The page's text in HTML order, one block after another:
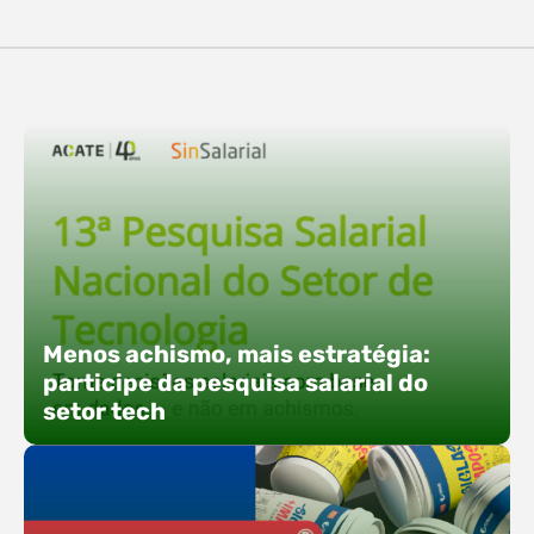
O Polo ACATE-ACIRS confirma presença na
direta: transformar o espaço em um ponto ativo
de conexões e oportunidades. Ao lado do polo, 13
empresas associadas integram o espaço tech,
que estará conectado a um dos palcos
alternativos do evento. A presença conjunta
fortalece o ecossistema e amplia…
Menos achismo, mais estratégia:
participe da pesquisa salarial do
setor tech